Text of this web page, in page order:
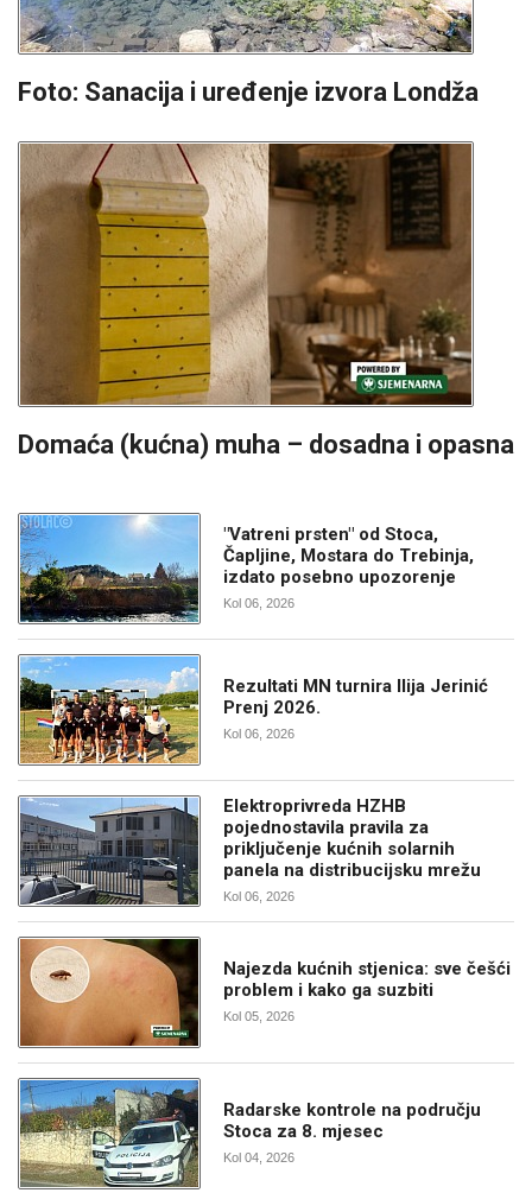
Foto: Sanacija i uređenje izvora Londža
Domaća (kućna) muha – dosadna i opasna
"Vatreni prsten" od Stoca,
Čapljine, Mostara do Trebinja,
izdato posebno upozorenje
Kol 06, 2026
Rezultati MN turnira Ilija Jerinić
Prenj 2026.
Kol 06, 2026
Elektroprivreda HZHB
pojednostavila pravila za
priključenje kućnih solarnih
panela na distribucijsku mrežu
Kol 06, 2026
Najezda kućnih stjenica: sve češći
problem i kako ga suzbiti
Kol 05, 2026
Radarske kontrole na području
Stoca za 8. mjesec
Kol 04, 2026